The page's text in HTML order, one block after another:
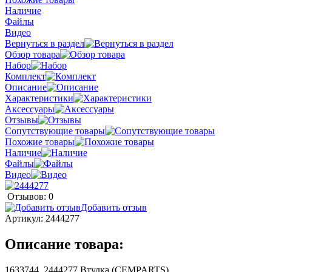
Наличие
Файлы
Видео
Вернуться в раздел
Обзор товара
Набор
Комплект
Описание
Характеристики
Аксессуары
Отзывы
Сопутствующие товары
Похожие товары
Наличие
Файлы
Видео
Отзывов: 0
Добавить отзыв
Артикул: 2444277
Описание товара:
1633744, 2444277 Втулка (CEMPARTS)